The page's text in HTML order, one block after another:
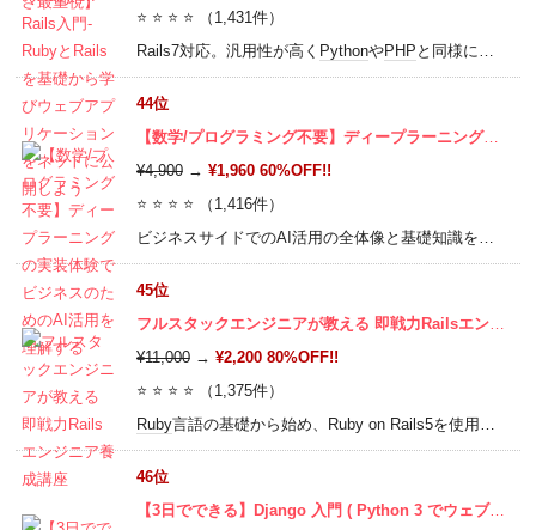
⭐ ⭐ ⭐ ⭐ （1,431件）
Rails7対応。汎用性が高く PythonやPHP と同様に人気のある
44位
【数学/プログラミング不要】ディープラーニングの実装体験でビジネスのためのAI活用を理解する
¥4,900→ ¥1,960 60%OFF!!
⭐ ⭐ ⭐ ⭐ （1,416件）
ビジネスサイドでのAI活用の全体像と基礎知識を理解し、ビジネスAI人材への一歩をふみ出す。G検定対策の入口にも。
45位
フルスタックエンジニアが教える 即戦力Railsエンジニア養成講座
¥11,000→ ¥2,200 80%OFF!!
⭐ ⭐ ⭐ ⭐ （1,375件）
Ruby言語の基礎から始め、Ruby on Rails5を使用したWebアプリケーションの開発方法について学びます。
46位
【3日でできる】Django 入門 ( Python 3 でウェブアプリを作って AWS EC2 で公開！）